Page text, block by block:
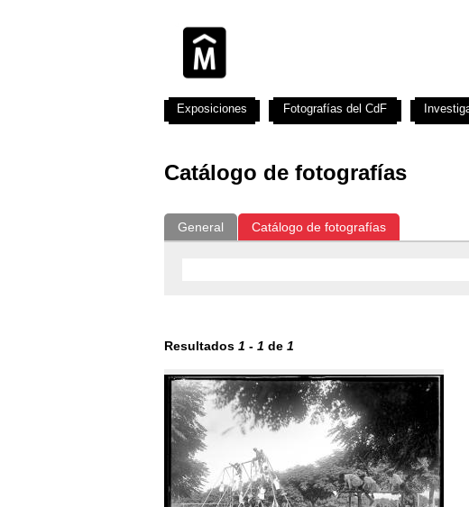
Catálogo de fotografías
General Catálogo de fotografías
Resultados 1 - 1 de 1
Exposiciones Fotografías del CdF